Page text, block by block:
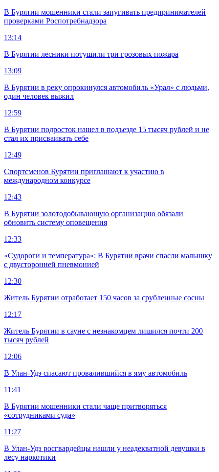
В Бурятии мошенники стали запугивать предпринимателей
проверками Роспотребнадзора
13:14
В Бурятии лесники потушили три грозовых пожара
13:09
В Бурятии в реку опрокинулся автомобиль «Урал» с людьми,
один человек выжил
12:59
В Бурятии подросток нашел в подъезде 15 тысяч рублей и не
стал их присваивать себе
12:49
Спортсменов Бурятии приглашают к участию в
международном конкурсе
12:43
В Бурятии золотодобывающую организацию обязали
обновить систему оповещения
12:33
«Судороги и температура»: В Бурятии врачи спасли малышку
с двусторонней пневмонией
12:30
Житель Бурятии отработает 150 часов за срубленные сосны
12:17
Житель Бурятии в сауне с незнакомцем лишился почти 200
тысяч рублей
12:06
В Улан-Удэ спасают провалившийся в яму автомобиль
11:41
В Бурятии мошенники стали чаще притворяться
«сотрудниками суда»
11:27
В Улан-Удэ росгвардейцы нашли у неадекватной девушки в
лесу наркотики